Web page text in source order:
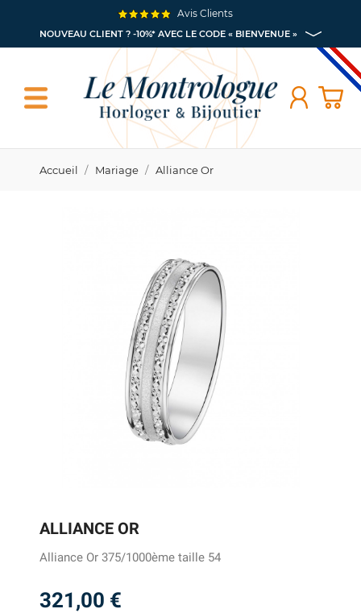
NOUVEAU CLIENT ? -10%* AVEC LE CODE « BIENVENUE »
Avis Clients
Accueil Mariage Alliance Or
ALLIANCE OR
Alliance Or 375/1000ème taille 54
321,00 €